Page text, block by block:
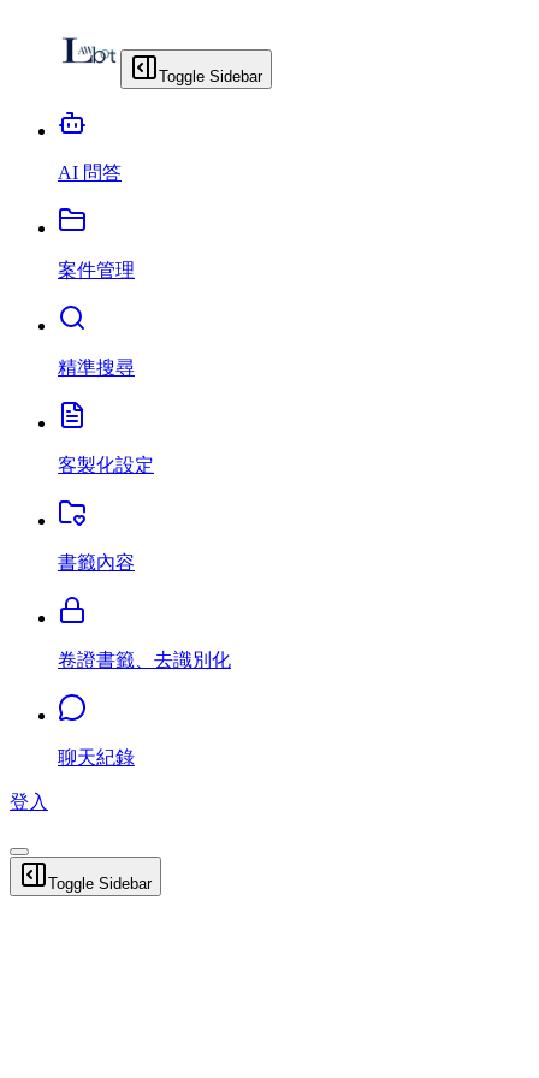
Toggle Sidebar
AI 問答
案件管理
精準搜尋
客製化設定
書籤內容
卷證書籤、去識別化
聊天紀錄
登入
Toggle Sidebar